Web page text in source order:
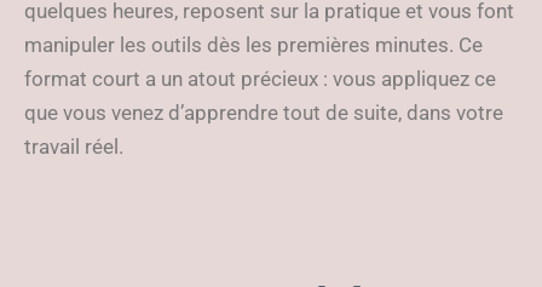
quelques heures, reposent sur la pratique et vous font
manipuler les outils dès les premières minutes. Ce
format court a un atout précieux : vous appliquez ce
que vous venez d’apprendre tout de suite, dans votre
travail réel.